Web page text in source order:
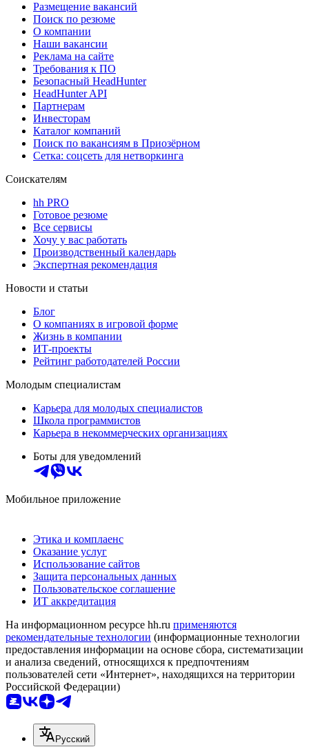
Размещение вакансий
Поиск по резюме
О компании
Наши вакансии
Реклама на сайте
Требования к ПО
Безопасный HeadHunter
HeadHunter API
Партнерам
Инвесторам
Каталог компаний
Поиск по вакансиям в Приозёрном
Сетка: соцсеть для нетворкинга
Соискателям
hh PRO
Готовое резюме
Все сервисы
Хочу у вас работать
Производственный календарь
Экспертная рекомендация
Новости и статьи
Блог
О компаниях в игровой форме
Жизнь в компании
ИТ-проекты
Рейтинг работодателей России
Молодым специалистам
Карьера для молодых специалистов
Школа программистов
Карьера в некоммерческих организациях
Боты для уведомлений
Мобильное приложение
Этика и комплаенс
Оказание услуг
Использование сайтов
Защита персональных данных
Пользовательское соглашение
ИТ аккредитация
На информационном ресурсе hh.ru применяются
рекомендательные технологии (информационные технологии
предоставления информации на основе сбора, систематизации
и анализа сведений, относящихся к предпочтениям
пользователей сети «Интернет», находящихся на территории
Российской Федерации)
Русский